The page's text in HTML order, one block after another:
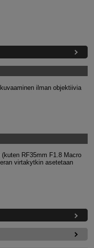
ilman objektiivia
RF35mm F1.8 Macro
virtakytkin asetetaan